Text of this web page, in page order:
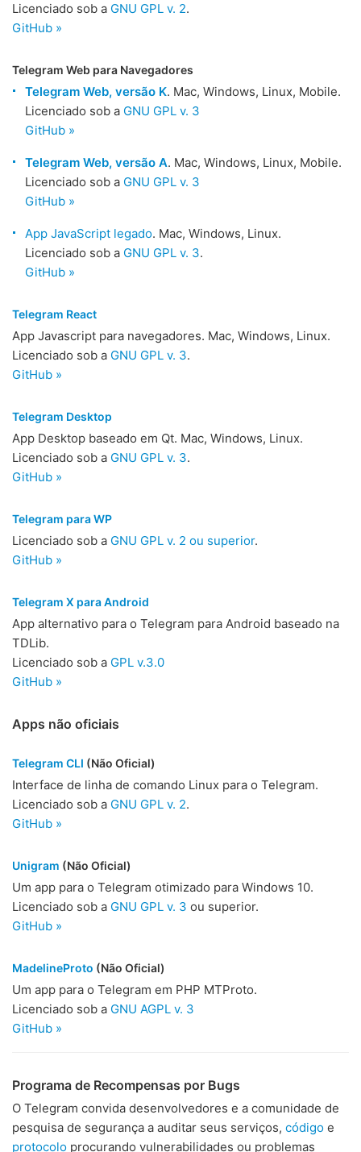
Licenciado sob a GNU GPL v. 2.
GitHub »
Telegram Web para Navegadores
Telegram Web, versão K. Mac, Windows, Linux, Mobile.
Licenciado sob a GNU GPL v. 3
GitHub »
Telegram Web, versão A. Mac, Windows, Linux, Mobile.
Licenciado sob a GNU GPL v. 3
GitHub »
App JavaScript legado. Mac, Windows, Linux.
Licenciado sob a GNU GPL v. 3.
GitHub »
Telegram React
App Javascript para navegadores. Mac, Windows, Linux.
Licenciado sob a GNU GPL v. 3.
GitHub »
Telegram Desktop
App Desktop baseado em Qt. Mac, Windows, Linux.
Licenciado sob a GNU GPL v. 3.
GitHub »
Telegram para WP
Licenciado sob a GNU GPL v. 2 ou superior.
GitHub »
Telegram X para Android
App alternativo para o Telegram para Android baseado na
TDLib.
Licenciado sob a GPL v.3.0
GitHub »
Apps não oficiais
Telegram CLI (Não Oficial)
Interface de linha de comando Linux para o Telegram.
Licenciado sob a GNU GPL v. 2.
GitHub »
Unigram (Não Oficial)
Um app para o Telegram otimizado para Windows 10.
Licenciado sob a GNU GPL v. 3 ou superior.
GitHub »
MadelineProto (Não Oficial)
Um app para o Telegram em PHP MTProto.
Licenciado sob a GNU AGPL v. 3
GitHub »
Programa de Recompensas por Bugs
O Telegram convida desenvolvedores e a comunidade de
pesquisa de segurança a auditar seus serviços, código e
protocolo procurando vulnerabilidades ou problemas